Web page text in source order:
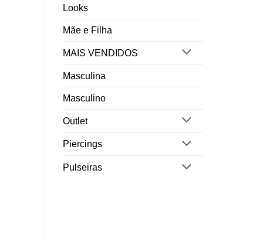
Looks
Mãe e Filha
MAIS VENDIDOS
Masculina
Masculino
Outlet
Piercings
Pulseiras